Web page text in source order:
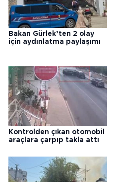
Bakan Gürlek’ten 2 olay
için aydınlatma paylaşımı
Kontrolden çıkan otomobil
araçlara çarpıp takla attı